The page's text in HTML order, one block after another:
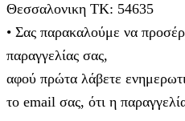
Θεσσαλονικη ΤΚ: 54635
• Σας παρακαλούμε να
παραγγελίας σας,
αφού πρώτα λάβετε
το email σας, ότι η